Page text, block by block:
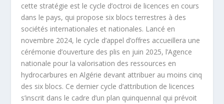
cette stratégie est le cycle d’octroi de licences en cours
dans le pays, qui propose six blocs terrestres à des
sociétés internationales et nationales. Lancé en
novembre 2024, le cycle d’appel d’offres accueillera une
cérémonie d’ouverture des plis en juin 2025, l’Agence
nationale pour la valorisation des ressources en
hydrocarbures en Algérie devant attribuer au moins cinq
des six blocs. Ce dernier cycle d’attribution de licences
s’inscrit dans le cadre d’un plan quinquennal qui prévoit